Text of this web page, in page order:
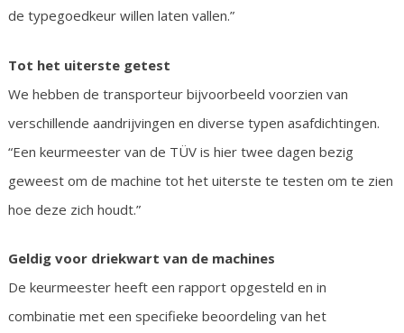
de typegoedkeur willen laten vallen.”
Tot het uiterste getest
We hebben de transporteur bijvoorbeeld voorzien van
verschillende aandrijvingen en diverse typen asafdichtingen.
“Een keurmeester van de TÜV is hier twee dagen bezig
geweest om de machine tot het uiterste te testen om te zien
hoe deze zich houdt.”
Geldig voor driekwart van de machines
De keurmeester heeft een rapport opgesteld en in
combinatie met een specifieke beoordeling van het